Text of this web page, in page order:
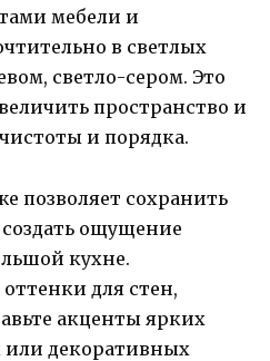
мебели и
в светлых
светло-сером. Это
пространство и
и порядка.
позволяет сохранить
ощущение
кухне.
для стен,
акценты ярких
или декоративных